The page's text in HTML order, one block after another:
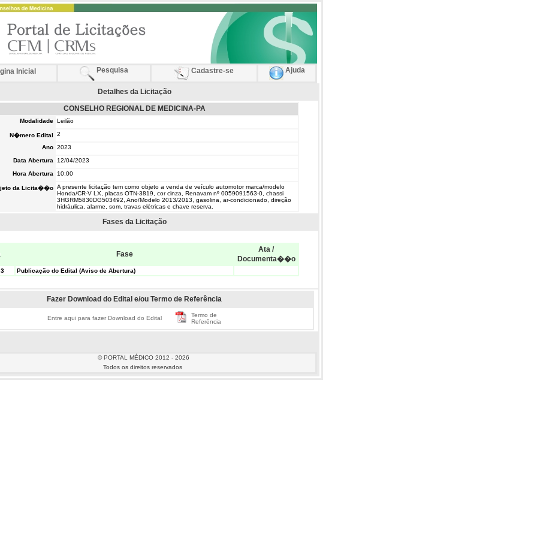
Inicial Pesquisa Cadastre-se Ajuda
Detalhes da Licitação
CONSELHO REGIONAL DE MEDICINA-PA
Modalidade Leilão
N�mero Edital
2
Ano 2023
Data Abertura
12/04/2023
Hora Abertura
10:00
da Licita��o A presente licitação tem como objeto a venda de veículo automotor marca/modelo
Honda/CR-V LX, placas OTN-3819, cor cinza, Renavam nº 0059091563-0, chassi
3HGRM5830DG503492, Ano/Modelo 2013/2013, gasolina, ar-condicionado, direção
hidráulica, alarme, som, travas elétricas e chave reserva.
Fases da Licitação
Fase
Ata /
Documenta��o
Publicação do Edital (Aviso de Abertura)
Fazer Download do Edital e/ou Termo de Referência
Entre aqui para fazer Download do Edital
Termo de
Referência
© PORTAL MÉDICO 2012 - 2026
Todos os direitos reservados